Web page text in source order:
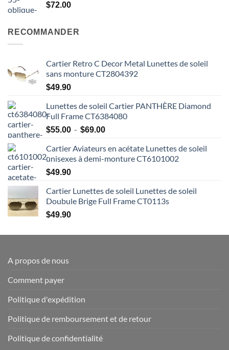
$72.00
RECOMMANDER
Cartier Retro C Decor Metal Lunettes de soleil
sans monture CT2804392
$49.90
Lunettes de soleil Cartier PANTHÈRE Diamond
Full Frame CT6384080
$55.00 - $69.00Plage
prix
:
$69.00
Cartier Aviateurs en acétate Lunettes de soleil
unisexes à demi-monture CT6101002
$49.90
Cartier Lunettes de soleil Lunettes de soleil
Doubule Brige Full Frame CT0113s
$49.90
A propos de nous
Comment payer
Politique d'expédition
Politique de remboursement et de retour
Politique de confidentialité